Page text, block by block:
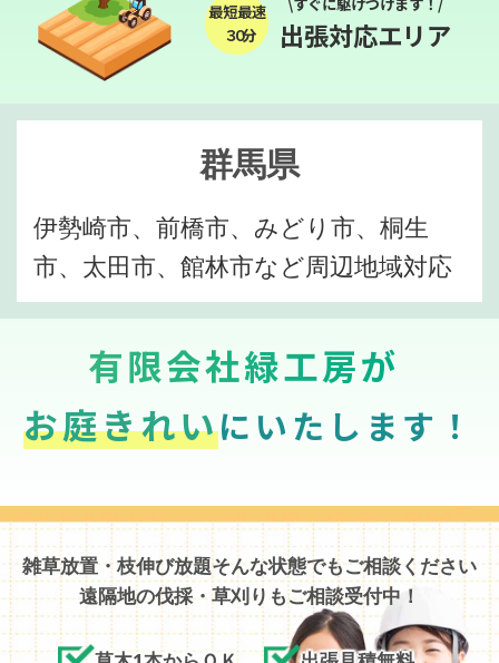
最短最速
３０分
出張対応エリア
群馬県
伊勢崎市、前橋市、みどり市、桐生
市、太田市、館林市など周辺地域対応
有限会社緑工房が
お庭きれいにいたします！
雑草放置・枝伸び放題そんな状態でもご相談ください
遠隔地の伐採・草刈りもご相談受付中！